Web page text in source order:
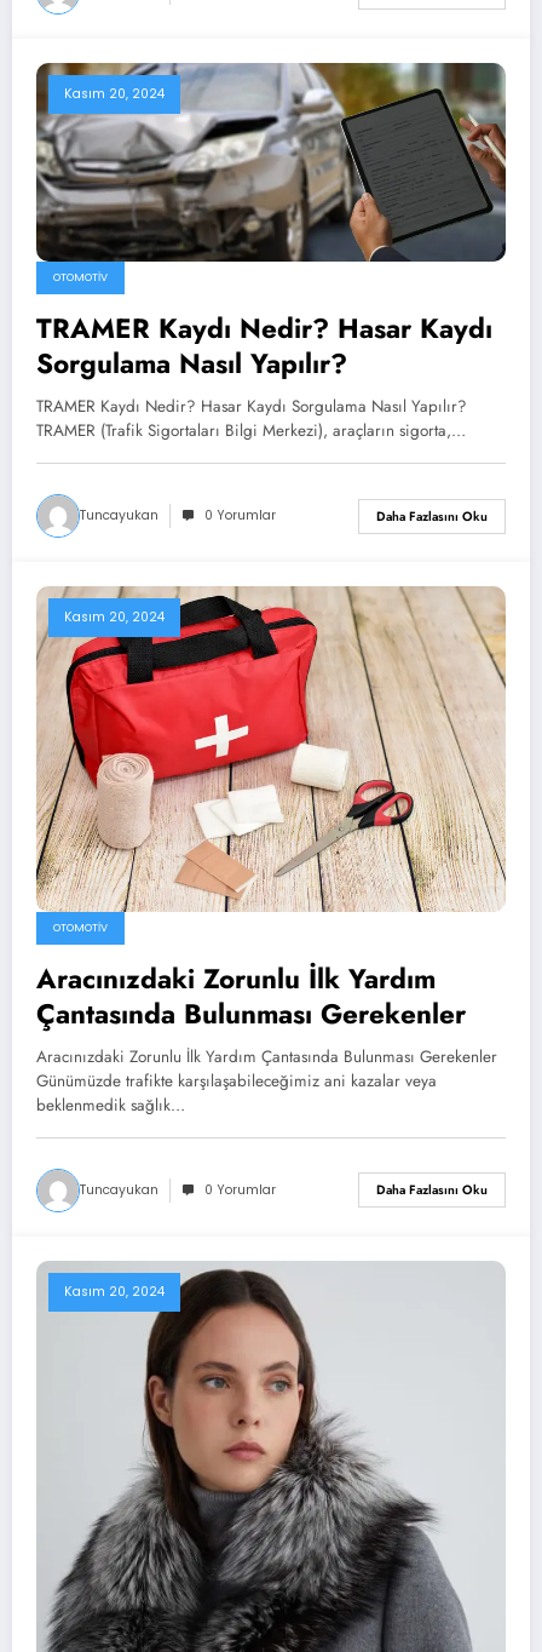
Kasım 20, 2024
OTOMOTIV
TRAMER Kaydı Nedir? Hasar Kaydı
Sorgulama Nasıl Yapılır?
TRAMER Kaydı Nedir? Hasar Kaydı Sorgulama Nasıl Yapılır?
TRAMER (Trafik Sigortaları Bilgi Merkezi), araçların sigorta,…
Tuncayukan 0 Yorumlar Daha Fazlasını Oku
Kasım 20, 2024
OTOMOTIV
Aracınızdaki Zorunlu İlk Yardım
Çantasında Bulunması Gerekenler
Aracınızdaki Zorunlu İlk Yardım Çantasında Bulunması Gerekenler
Günümüzde trafikte karşılaşabileceğimiz ani kazalar veya
beklenmedik sağlık…
Tuncayukan 0 Yorumlar Daha Fazlasını Oku
Kasım 20, 2024